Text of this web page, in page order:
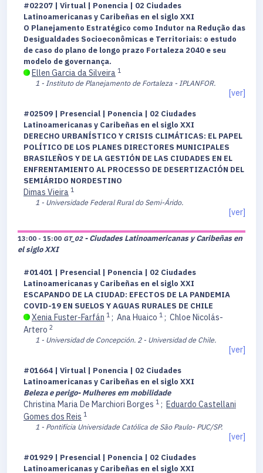
#02207 | Virtual | Ponencia | 02 Ciudades
Latinoamericanas y Caribeñas en el siglo XXI
O Planejamento Estratégico como Indutor na Redução das
Desigualdades Socioeconômicas e Territoriais: o estudo
de caso do plano de longo prazo Fortaleza 2040 e seu
modelo de governança.
Ellen Garcia da Silveira 1
1 - Instituto de Planejamento de Fortaleza - IPLANFOR.
[ver]
#02509 | Presencial | Ponencia | 02 Ciudades
Latinoamericanas y Caribeñas en el siglo XXI
DERECHO URBANÍSTICO Y CRISIS CLIMÁTICAS: EL PAPEL
POLÍTICO DE LOS PLANES DIRECTORES MUNICIPALES
BRASILEÑOS Y DE LA GESTIÓN DE LAS CIUDADES EN EL
ENFRENTAMIENTO AL PROCESSO DE DESERTIZACIÓN DEL
SEMIÁRIDO NORDESTINO
Dimas Vieira 1
1 - Universidade Federal Rural do Semi-Árido.
[ver]
13:00 - 15:00 GT_02 - Ciudades Latinoamericanas y Caribeñas en
el siglo XXI
#01401 | Presencial | Ponencia | 02 Ciudades
Latinoamericanas y Caribeñas en el siglo XXI
ESCAPANDO DE LA CIUDAD: EFECTOS DE LA PANDEMIA
COVID-19 EN SUELOS Y AGUAS RURALES DE CHILE
Xenia Fuster-Farfán 1 ; Ana Huaico 1 ; Chloe Nicolás-
Artero 2
1 - Universidad de Concepción. 2 - Universidad de Chile.
[ver]
#01664 | Virtual | Ponencia | 02 Ciudades
Latinoamericanas y Caribeñas en el siglo XXI
Beleza e perigo- Mulheres em mobilidade
Christina Maria De Marchiori Borges 1 ; Eduardo Castellani
Gomes dos Reis 1
1 - Pontifícia Universidade Católica de São Paulo- PUC/SP.
[ver]
#01929 | Presencial | Ponencia | 02 Ciudades
Latinoamericanas y Caribeñas en el siglo XXI